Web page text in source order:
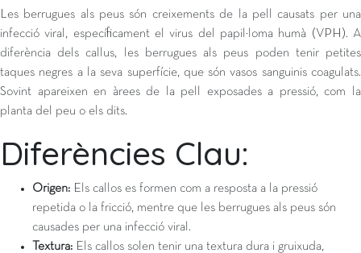
Les berrugues als peus són creixements de la pell causats per una
infecció viral, específicament el virus del papil·loma humà (VPH). A
diferència dels callus, les berrugues als peus poden tenir petites
taques negres a la seva superfície, que són vasos sanguinis coagulats.
Sovint apareixen en àrees de la pell exposades a pressió, com la
planta del peu o els dits.
Diferències Clau:
Origen: Els callos es formen com a resposta a la pressió
repetida o la fricció, mentre que les berrugues als peus són
causades per una infecció viral.
Textura: Els callos solen tenir una textura dura i gruixuda,